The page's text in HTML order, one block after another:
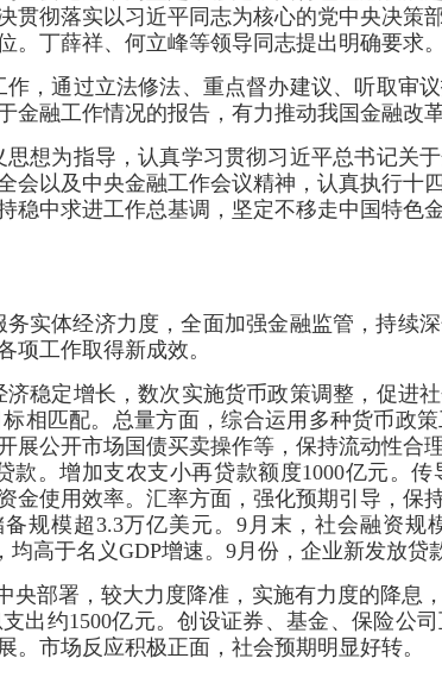
贯彻落实以习近平同志为核心的党中央决策
丁薛祥、何立峰等领导同志提出明确要求。
，通过立法修法、重点督办建议、听取审
融工作情况的报告，有力推动我国金融改革
想为指导，认真学习贯彻习近平总书记关
会以及中央金融工作会议精神，认真执行十
稳中求进工作总基调，坚定不移走中国特色
实体经济力度，全面加强金融监管，持续
项工作取得新成效。
济稳定增长，数次实施货币政策调整，促进
相匹配。总量方面，综合运用多种货币政
展公开市场国债买卖操作等，保持流动性合
款。增加支农支小再贷款额度1000亿元。
使用效率。汇率方面，强化预期引导，保
规模超3.3万亿美元。9月末，社会融资
均高于名义GDP增速。9月份，企业新发放贷
央部署，较大力度降准，实施有力度的降息
出约1500亿元。创设证券、基金、保险公
市场反应积极正面，社会预期明显好转。